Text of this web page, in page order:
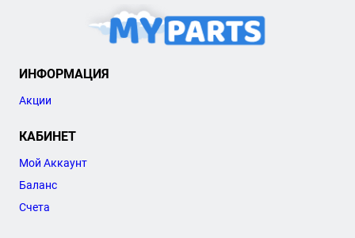
ИНФОРМАЦИЯ
Акции
КАБИНЕТ
Мой Аккаунт
Баланс
Счета